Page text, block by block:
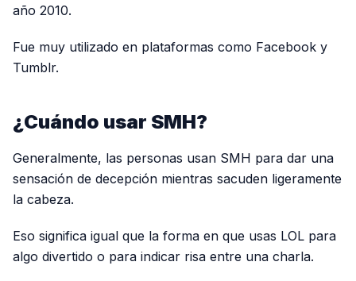
año 2010.
Fue muy utilizado en plataformas como Facebook y
Tumblr.
¿Cuándo usar SMH?
Generalmente, las personas usan SMH para dar una
sensación de decepción mientras sacuden ligeramente
la cabeza.
Eso significa igual que la forma en que usas LOL para
algo divertido o para indicar risa entre una charla.